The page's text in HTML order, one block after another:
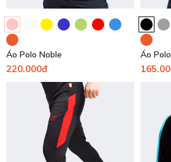
Áo Polo Noble
220.000đ
Áo